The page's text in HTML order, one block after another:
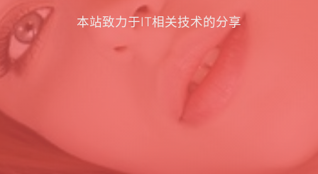
本站致力于IT相关技术的分享